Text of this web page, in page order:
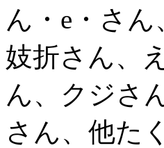
ん・e・さん
妓折さん、
ん、クジさ
さん、他た